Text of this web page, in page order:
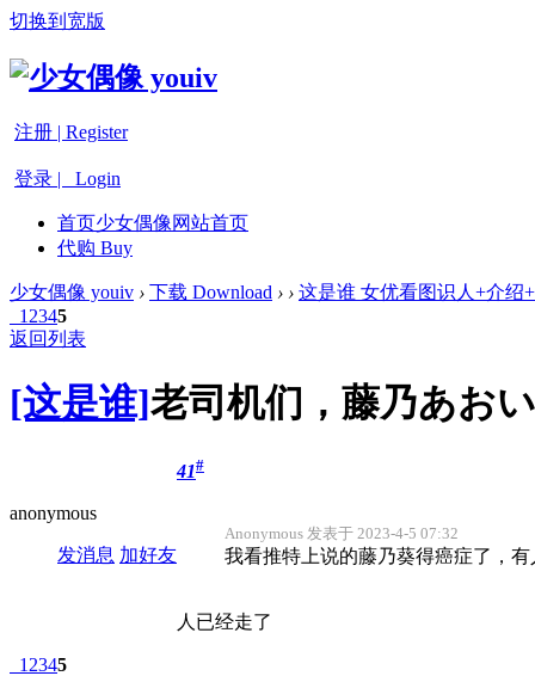
切换到宽版
注册 | Register
登录 | Login
首页少女偶像网站首页
代购 Buy
少女偶像 youiv › 下载 Download › › 这是谁 女优看图识人+介绍
1 2345
返回列表
[这是谁]老司机们，藤乃あお
anonymous
发消息 加好友
41#
Anonymous 发表于 2023-4-5 07:32
我看推特上说的藤乃葵得癌症了，
人已经走了
1 2345